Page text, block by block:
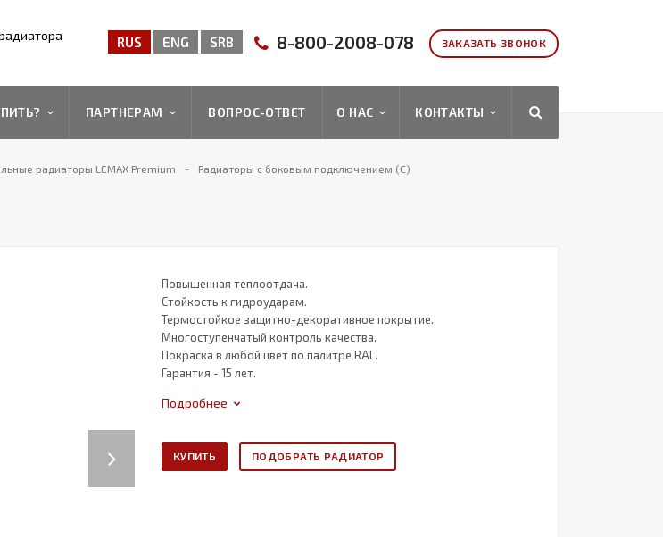
ЗАКАЗАТЬ ЗВОНОК
8-800-2008-078
RUS ENG SRB
ПАРТНЕРАМ ВОПРОС-ОТВЕТ О НАС КОНТАКТЫ
радиаторы LEMAX Premium Радиаторы c боковым подключением (C)
Повышенная теплоотдача.
Стойкость к гидроударам.
Термостойкое защитно-декоративное покрытие.
Многоступенчатый контроль качества.
Покраска в любой цвет по палитре RAL.
Гарантия - 15 лет.
Подробнее
КУПИТЬ ПОДОБРАТЬ РАДИАТОР